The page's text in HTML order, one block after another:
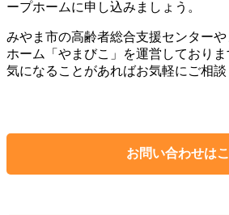
ープホームに申し込みましょう。
みやま市の高齢者総合支援センター
ホーム「やまびこ」を運営しており
気になることがあればお気軽にご相談
お問い合わせは